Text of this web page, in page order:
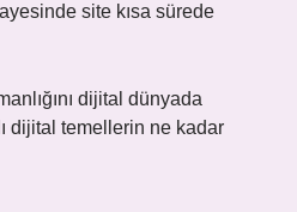
site kısa sürede
dijital dünyada
dijital temellerin ne kadar